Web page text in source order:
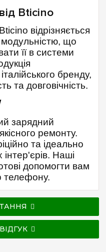
Bticino
відрізняється
що
її в системи
бренду,
та довговічність.
зарядний
ремонту.
та ідеально
Наші
допомогти вам
телефону.